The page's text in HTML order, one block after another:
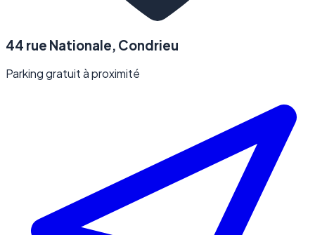
44 rue Nationale, Condrieu
Parking gratuit à proximité